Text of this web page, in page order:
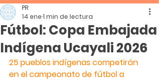
Fútbol: Copa Embajada
Indígena Ucayali 2026
PR
14 ene1 min de lectura
25 pueblos indígenas competirán
en el campeonato de fútbol a